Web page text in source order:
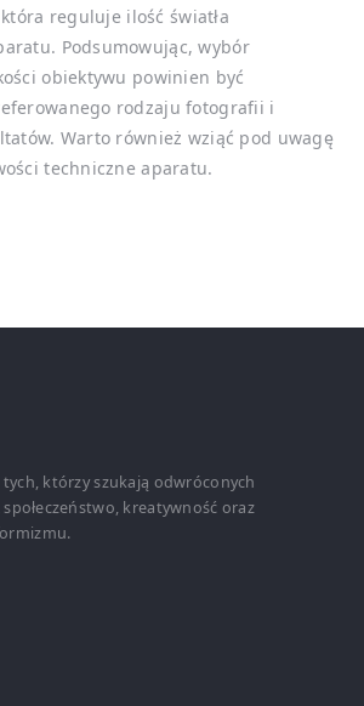
reguluje ilość światła
Podsumowując, wybór
obiektywu powinien być
rodzaju fotografii i
Warto również wziąć pod uwagę
techniczne aparatu.
którzy szukają odwróconych
kreatywność oraz